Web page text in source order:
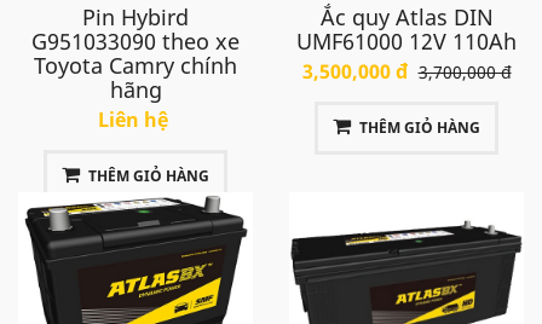
Pin Hybird
G951033090 theo xe
Toyota Camry chính
hãng
Liên hệ
THÊM GIỎ HÀNG
Ắc quy Atlas DIN
UMF61000 12V 110Ah
3,500,000 đ 3,700,000 đ
THÊM GIỎ HÀNG